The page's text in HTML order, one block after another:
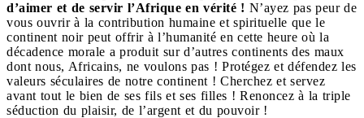
d’aimer et de servir l’Afrique en vérité ! N’ayez pas peur de
vous ouvrir à la contribution humaine et spirituelle que le
continent noir peut offrir à l’humanité en cette heure où la
décadence morale a produit sur d’autres continents des maux
dont nous, Africains, ne voulons pas ! Protégez et défendez les
valeurs séculaires de notre continent ! Cherchez et servez
avant tout le bien de ses fils et ses filles ! Renoncez à la triple
séduction du plaisir, de l’argent et du pouvoir !